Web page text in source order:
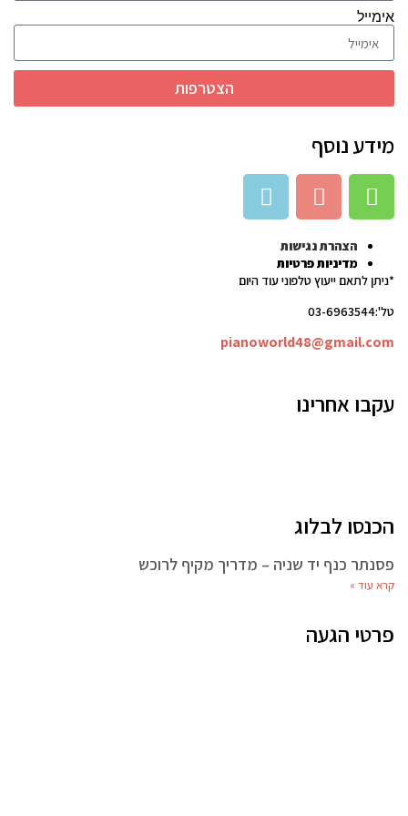
אימייל
הצטרפות
מידע נוסף
הצהרת נגישות
מדיניות פרטיות
*ניתן לתאם ייעוץ טלפוני עוד היום
טל':03-6963544
pianoworld48@gmail.com
עקבו אחרינו
הכנסו לבלוג
פסנתר כנף יד שניה – מדריך מקיף לרוכש
קרא עוד »
פרטי הגעה